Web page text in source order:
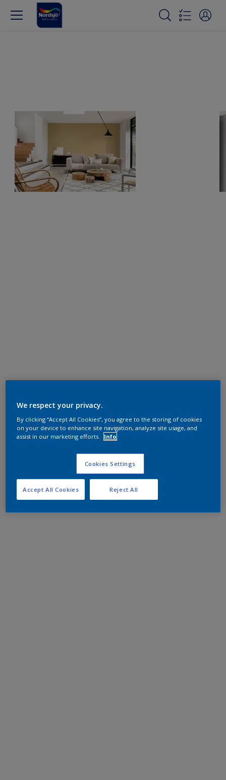
We respect your privacy.
By clicking “Accept All Cookies”, you agree to the storing of cookies
on your device to enhance site navigation, analyze site usage, and
assist in our marketing efforts.
Info
Cookies Settings
Reject All
Accept All Cookies